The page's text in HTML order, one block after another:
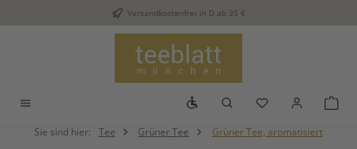
Zum Hauptinhalt springenVersandkostenfrei in D ab 35 €
Werkzeugleiste anzeigen
Du hast 0
Sie sind hier: Tee Grüner Tee Grüner Tee, aromatisiert